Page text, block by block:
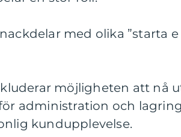
med olika ”starta e
möjligheten att nå
administration och
kundupplevelse.